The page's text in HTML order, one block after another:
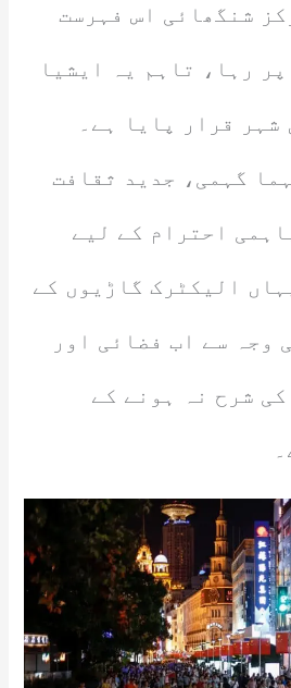
شنگھائی اس فہرست
رہا، تاہم یہ ایشیا
شہر قرار پایا ہے۔
گہمی، جدید ثقافت
احترام کے لیے
الیکٹرک گاڑیوں کے
وجہ سے اب فضائی اور
شرح نہ ہونے کے